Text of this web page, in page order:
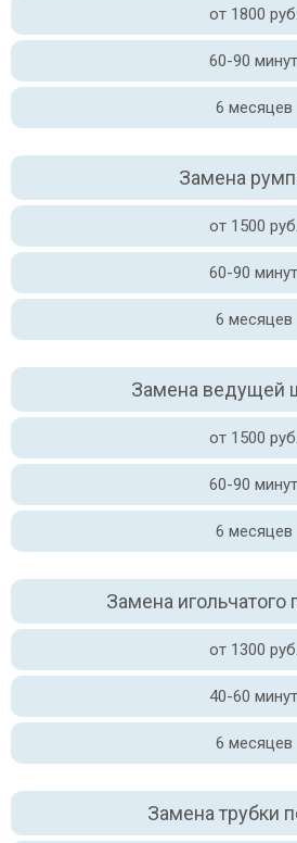
от 1800 руб.
60-90 минут
6 месяцев
Замена
от 1500 руб.
60-90 минут
6 месяцев
Замена ведущей
от 1500 руб.
60-90 минут
6 месяцев
Замена
от 1300 руб.
40-60 минут
6 месяцев
Замена трубки